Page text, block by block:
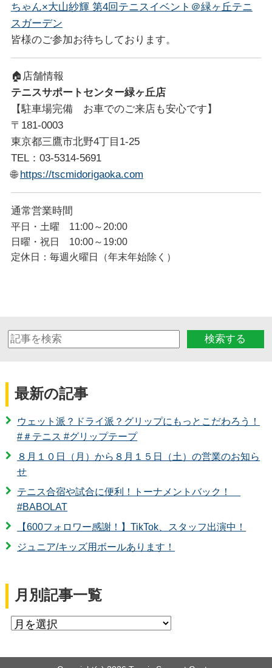
ちゃん×大山紗輝 第4回テニスイベント＠緑ヶ丘テニ
スガーデン
皆様のご参加お待ちしております。
🏠店舗情報
テニスサポートセンター緑ヶ丘店
【駐車場完備 お車でのご来店も安心です】
〒181-0003
東京都三鷹市北野4丁目1-25
TEL：03-5314-5691
🌐 https://tscmidorigaoka.com
通常営業時間
平日・土曜 11:00～20:00
日曜・祝日 10:00～19:00
定休日：毎週火曜日（年末年始除く）
検索する
最新の記事
ウェット派？ドライ派？グリップにもっとこだわろう！
#＃テニス #グリップテープ
８月１０日（月）から８月１５日（土）の営業のお知ら
せ
テニス合宿や試合に便利！トーナメントバック！
#BABOLAT
【600フォロワー感謝！】TikTok、スタッフ出演中！
ジュニア/キッズ用ボールあります！
月別記事一覧